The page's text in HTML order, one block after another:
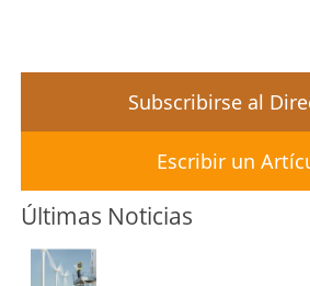
Subscribirse al
Escribir un
Últimas Noticias